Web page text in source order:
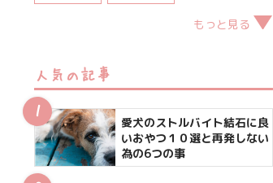
もっと見る
人気の記事
愛犬のストルバイト結石に良
いおやつ１０選と再発しない
為の6つの事